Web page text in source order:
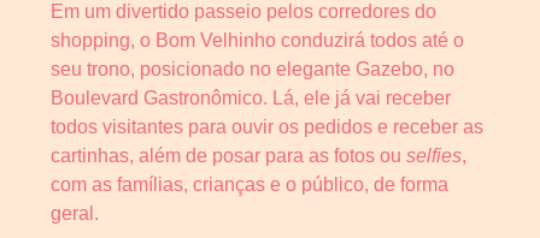
Em um divertido passeio pelos corredores do
shopping, o Bom Velhinho conduzirá todos até o
seu trono, posicionado no elegante Gazebo, no
Boulevard Gastronômico. Lá, ele já vai receber
todos visitantes para ouvir os pedidos e receber as
cartinhas, além de posar para as fotos ou selfies,
com as famílias, crianças e o público, de forma
geral.